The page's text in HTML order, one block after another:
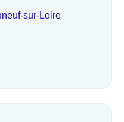
sur-Loire